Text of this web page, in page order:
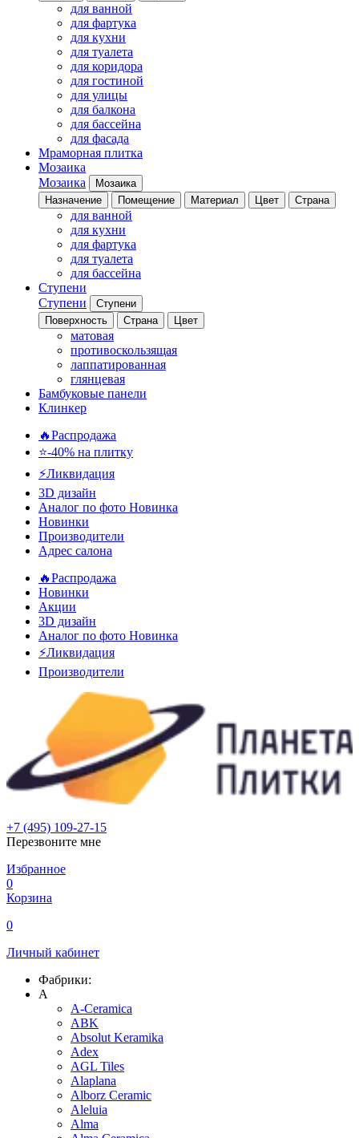
для ванной
для фартука
для кухни
для туалета
для коридора
для гостиной
для улицы
для балкона
для бассейна
для фасада
Мраморная плитка
Мозаика
Мозаика
Мозаика
Назначение
Помещение Материал Цвет Страна
для ванной
для кухни
для фартука
для туалета
для бассейна
Ступени
Ступени
Ступени
Поверхность
Страна Цвет
матовая
противоскользящая
лаппатированная
глянцевая
Бамбуковые панели
Клинкер
🔥Распродажа
⭐-40% на плитку
⚡️Ликвидация
3D дизайн
Аналог по фото Новинка
Новинки
Производители
Адрес салона
🔥Распродажа
Новинки
Акции
3D дизайн
Аналог по фото Новинка
⚡Ликвидация
Производители
+7 (495) 109-27-15
Перезвоните мне
Избранное
0
Корзина
0
Личный кабинет
Фабрики:
A
A-Ceramica
ABK
Absolut Keramika
Adex
AGL Tiles
Alaplana
Alborz Ceramic
Aleluia
Alma